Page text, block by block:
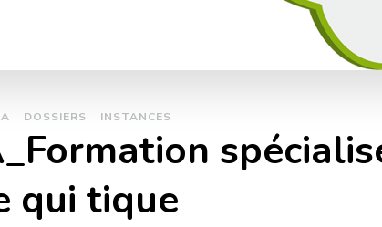
DOSSIERS INSTANCES
qui tique